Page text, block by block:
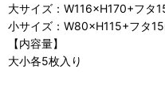
大サイズ：W116×H170+フタ
小サイズ：W80×H115+フタ
【内容量】
大小各5枚入り